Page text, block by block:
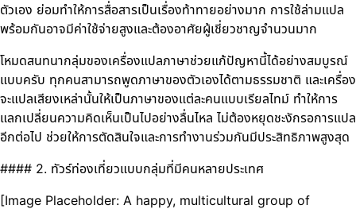
ตัวเอง ย่อมทำให้การสื่อสารเป็นเรื่องท้าทายอย่างมาก การใช้ล่ามแปล
พร้อมกันอาจมีค่าใช้จ่ายสูงและต้องอาศัยผู้เชี่ยวชาญจำนวนมาก
โหมดสนทนากลุ่มของเครื่องแปลภาษาช่วยแก้ปัญหานี้ได้อย่างสมบูรณ์
แบบครับ ทุกคนสามารถพูดภาษาของตัวเองได้ตามธรรมชาติ และเครื่อง
จะแปลเสียงเหล่านั้นให้เป็นภาษาของแต่ละคนแบบเรียลไทม์ ทำให้การ
แลกเปลี่ยนความคิดเห็นเป็นไปอย่างลื่นไหล ไม่ต้องหยุดชะงักรอการแปล
อีกต่อไป ช่วยให้การตัดสินใจและการทำงานร่วมกันมีประสิทธิภาพสูงสุด
#### 2. ทัวร์ท่องเที่ยวแบบกลุ่มที่มีคนหลายประเทศ
[Image Placeholder: A happy, multicultural group of